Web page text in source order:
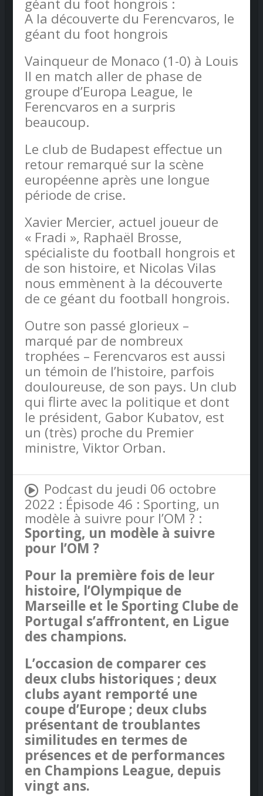
géant du foot hongrois :
A la découverte du Ferencvaros, le
géant du foot hongrois
Vainqueur de Monaco (1-0) à Louis
II en match aller de phase de
groupe d’Europa League, le
Ferencvaros en a surpris
beaucoup.
Le club de Budapest effectue un
retour remarqué sur la scène
européenne après une longue
période de crise.
Xavier Mercier, actuel joueur de
« Fradi », Raphaël Brosse,
spécialiste du football hongrois et
de son histoire, et Nicolas Vilas
nous emmènent à la découverte
de ce géant du football hongrois.
Outre son passé glorieux –
marqué par de nombreux
trophées – Ferencvaros est aussi
un témoin de l’histoire, parfois
douloureuse, de son pays. Un club
qui flirte avec la politique et dont
le président, Gabor Kubatov, est
un (très) proche du Premier
ministre, Viktor Orban.
Podcast du jeudi 06 octobre
2022 : Épisode 46 : Sporting, un
modèle à suivre pour l’OM ? :
Sporting, un modèle à suivre
pour l’OM ?
Pour la première fois de leur
histoire, l’Olympique de
Marseille et le Sporting Clube de
Portugal s’affrontent, en Ligue
des champions.
L’occasion de comparer ces
deux clubs historiques ; deux
clubs ayant remporté une
coupe d’Europe ; deux clubs
présentant de troublantes
similitudes en termes de
présences et de performances
en Champions League, depuis
vingt ans.